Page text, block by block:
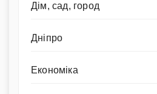
Дім, сад, город
Дніпро
Економіка